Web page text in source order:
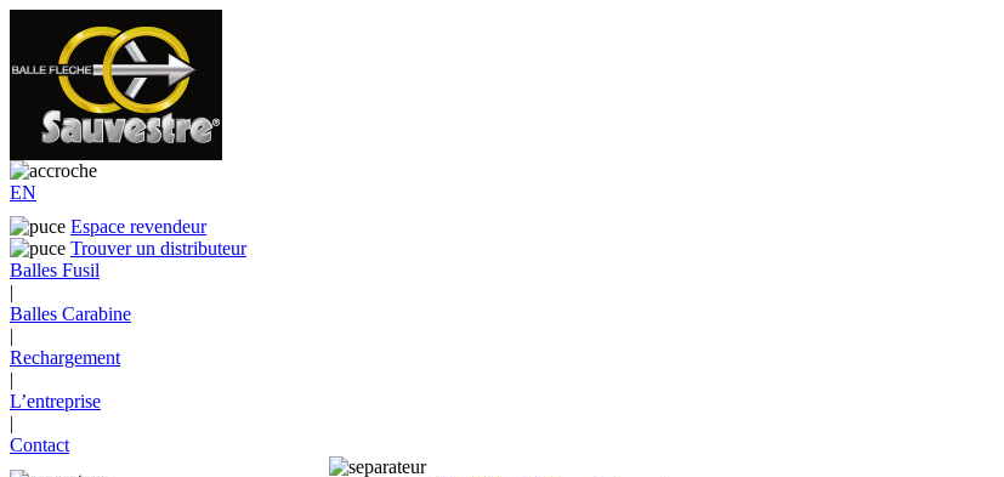
EN
Espace revendeur
Trouver un distributeur
Balles Fusil
|
Balles Carabine
|
Rechargement
|
L’entreprise
|
Contact